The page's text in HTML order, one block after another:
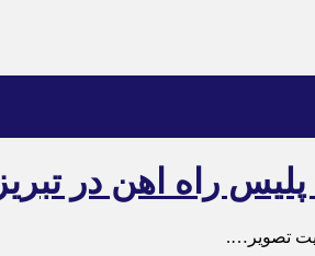
راه اهن در تبریز
تصویر….